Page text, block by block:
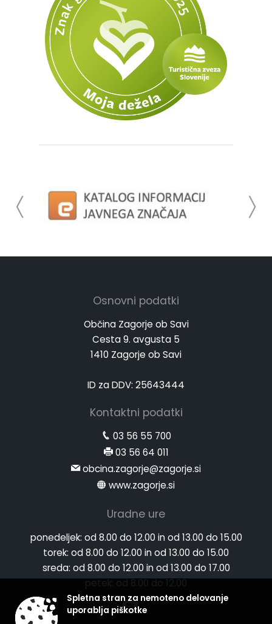
Osnovni podatki
Občina Zagorje ob Savi
Cesta 9. avgusta 5
1410 Zagorje ob Savi
ID za DDV: 25643444
Kontaktni podatki
03 56 55 700
03 56 64 011
obcina.zagorje@zagorje.si
www.zagorje.si
Uradne ure
ponedeljek: od 8.00 do 12.00 in od 13.00 do 15.00
torek: od 8.00 do 12.00 in od 13.00 do 15.00
sreda: od 8.00 do 12.00 in od 13.00 do 17.00
Spletna stran za nemoteno delovanje
uporablja piškotke